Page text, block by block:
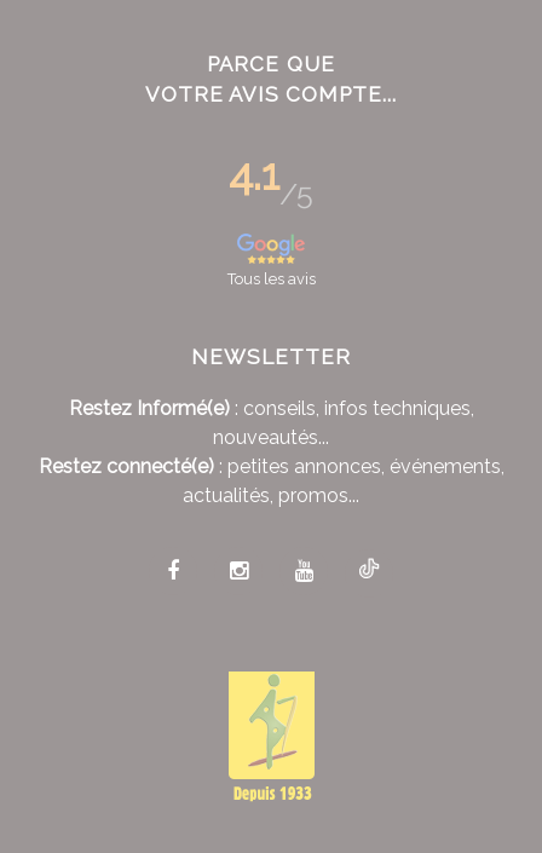
PARCE QUE
VOTRE AVIS COMPTE...
4.1/5
Tous les avis
NEWSLETTER
Restez Informé(e): conseils, infos techniques,
nouveautés...
Restez connecté(e): petites annonces, événements,
actualités, promos...